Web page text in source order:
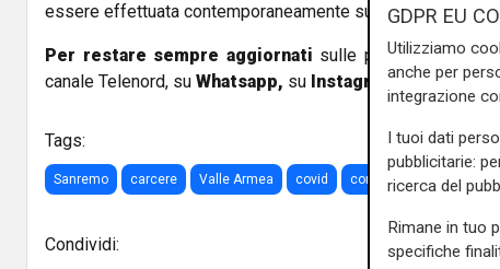
essere effettuata contemporaneamente su tutti".
Per restare sempre aggiornati sulle principali
canale Telenord, su Whatsapp, su Instagram,suYoutube
Tags:
Sanremo carcere Valle Armea covid coronavirus positivi
Condividi:
GDPR EU
Utilizziamo
anche per
integrazione
I tuoi dati
pubblicitarie:
ricerca del
Rimane in tuo
specifiche